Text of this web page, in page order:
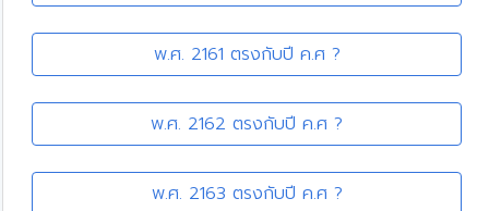
พ.ศ. 2161 ตรงกับปี ค.ศ ?
พ.ศ. 2162 ตรงกับปี ค.ศ ?
พ.ศ. 2163 ตรงกับปี ค.ศ ?